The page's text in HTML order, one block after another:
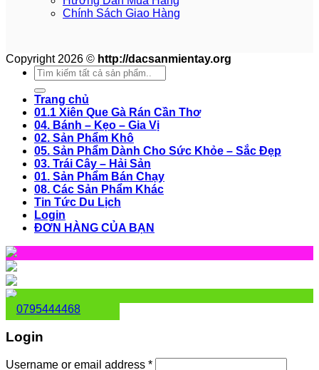
Chính Sách Giao Hàng
Copyright 2026 © http://dacsanmientay.org
Search
for:
Trang chủ
01.1 Xiên Que Gà Rán Cần Thơ
04. Bánh – Kẹo – Gia Vị
02. Sản Phẩm Khô
05. Sản Phẩm Dành Cho Sức Khỏe – Sắc Đẹp
03. Trái Cây – Hải Sản
01. Sản Phẩm Bán Chạy
08. Các Sản Phẩm Khác
Tin Tức Du Lịch
Login
ĐƠN HÀNG CỦA BẠN
0795444468
Login
Username or email address *